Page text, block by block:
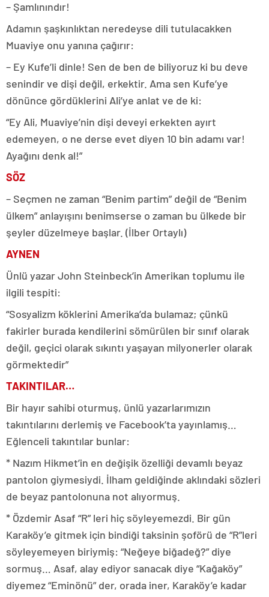
– Şamlınındır!
Adamın şaşkınlıktan neredeyse dili tutulacakken
Muaviye onu yanına çağırır:
– Ey Kufe’li dinle! Sen de ben de biliyoruz ki bu deve
senindir ve dişi değil, erkektir. Ama sen Kufe’ye
dönünce gördüklerini Ali’ye anlat ve de ki:
“Ey Ali, Muaviye’nin dişi deveyi erkekten ayırt
edemeyen, o ne derse evet diyen 10 bin adamı var!
Ayağını denk al!”
SÖZ
– Seçmen ne zaman “Benim partim” değil de “Benim
ülkem” anlayışını benimserse o zaman bu ülkede bir
şeyler düzelmeye başlar. (İlber Ortaylı)
AYNEN
Ünlü yazar John Steinbeck’in Amerikan toplumu ile
ilgili tespiti:
“Sosyalizm köklerini Amerika’da bulamaz; çünkü
fakirler burada kendilerini sömürülen bir sınıf olarak
değil, geçici olarak sıkıntı yaşayan milyonerler olarak
görmektedir”
TAKINTILAR…
Bir hayır sahibi oturmuş, ünlü yazarlarımızın
takıntılarını derlemiş ve Facebook’ta yayınlamış…
Eğlenceli takıntılar bunlar:
* Nazım Hikmet’in en değişik özelliği devamlı beyaz
pantolon giymesiydi. İlham geldiğinde aklındaki sözleri
de beyaz pantolonuna not alıyormuş.
* Özdemir Asaf “R” leri hiç söyleyemezdi. Bir gün
Karaköy’e gitmek için bindiği taksinin şoförü de “R”leri
söyleyemeyen biriymiş: “Neğeye biğadeğ?” diye
sormuş… Asaf, alay ediyor sanacak diye “Kağaköy”
diyemez “Eminönü” der, orada iner, Karaköy’e kadar